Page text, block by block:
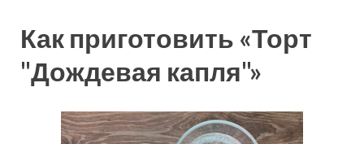
Как приготовить «Торт
"Дождевая капля"»